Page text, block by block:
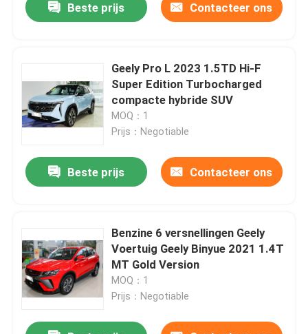
Beste prijs Contacteer ons
Geely Pro L 2023 1.5TD Hi-F
Super Edition Turbocharged
compacte hybride SUV
MOQ：1
Prijs：Negotiable
Beste prijs Contacteer ons
Benzine 6 versnellingen Geely
Voertuig Geely Binyue 2021 1.4T
MT Gold Version
MOQ：1
Prijs：Negotiable